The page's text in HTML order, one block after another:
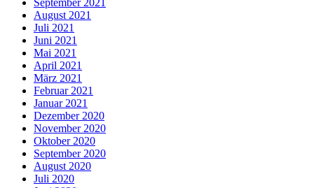
August 2021
Juli 2021
Juni 2021
Mai 2021
April 2021
März 2021
Februar 2021
Januar 2021
Dezember 2020
November 2020
Oktober 2020
September 2020
August 2020
Juli 2020